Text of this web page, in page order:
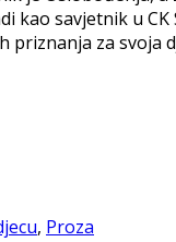
kao savjetnik u
priznanja za svoja
, Proza